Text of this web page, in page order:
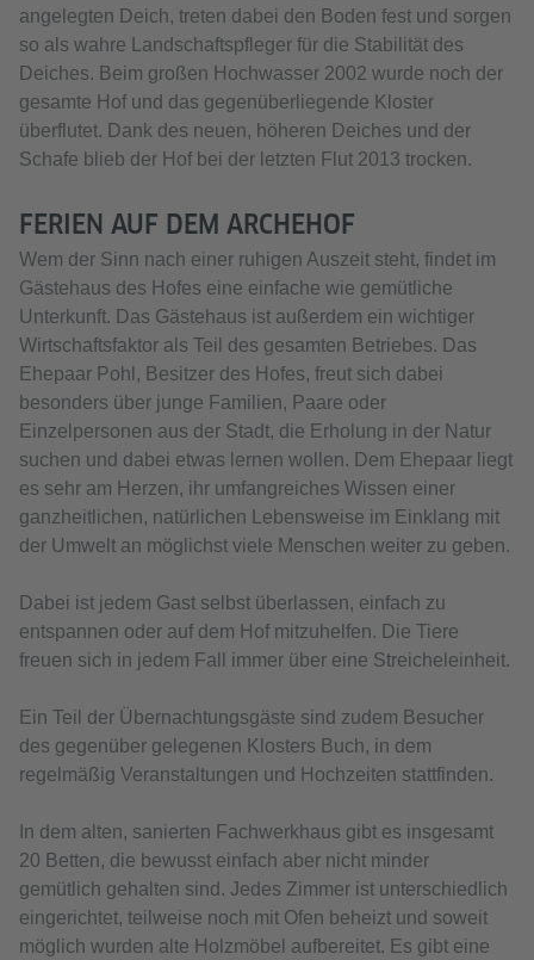
angelegten Deich, treten dabei den Boden fest und sorgen
so als wahre Landschaftspfleger für die Stabilität des
Deiches. Beim großen Hochwasser 2002 wurde noch der
gesamte Hof und das gegenüberliegende Kloster
überflutet. Dank des neuen, höheren Deiches und der
Schafe blieb der Hof bei der letzten Flut 2013 trocken.
FERIEN AUF DEM ARCHEHOF
Wem der Sinn nach einer ruhigen Auszeit steht, findet im
Gästehaus des Hofes eine einfache wie gemütliche
Unterkunft. Das Gästehaus ist außerdem ein wichtiger
Wirtschaftsfaktor als Teil des gesamten Betriebes. Das
Ehepaar Pohl, Besitzer des Hofes, freut sich dabei
besonders über junge Familien, Paare oder
Einzelpersonen aus der Stadt, die Erholung in der Natur
suchen und dabei etwas lernen wollen. Dem Ehepaar liegt
es sehr am Herzen, ihr umfangreiches Wissen einer
ganzheitlichen, natürlichen Lebensweise im Einklang mit
der Umwelt an möglichst viele Menschen weiter zu geben.
Dabei ist jedem Gast selbst überlassen, einfach zu
entspannen oder auf dem Hof mitzuhelfen. Die Tiere
freuen sich in jedem Fall immer über eine Streicheleinheit.
Ein Teil der Übernachtungsgäste sind zudem Besucher
des gegenüber gelegenen Klosters Buch, in dem
regelmäßig Veranstaltungen und Hochzeiten stattfinden.
In dem alten, sanierten Fachwerkhaus gibt es insgesamt
20 Betten, die bewusst einfach aber nicht minder
gemütlich gehalten sind. Jedes Zimmer ist unterschiedlich
eingerichtet, teilweise noch mit Ofen beheizt und soweit
möglich wurden alte Holzmöbel aufbereitet. Es gibt eine